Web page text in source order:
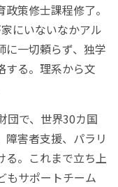
策修士課程修了。
にいないなかアル
に一切頼らず、独学
する。理系から文
団で、世界30カ国
障害者支援、パラリ
る。これまで立ち上
もサポートチーム